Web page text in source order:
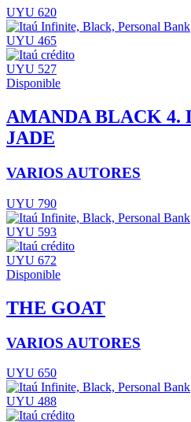
UYU 620
UYU 465
UYU 527
Disponible
AMANDA BLACK 4.
JADE
VARIOS AUTORES
UYU 790
UYU 593
UYU 672
Disponible
THE GOAT
VARIOS AUTORES
UYU 650
UYU 488